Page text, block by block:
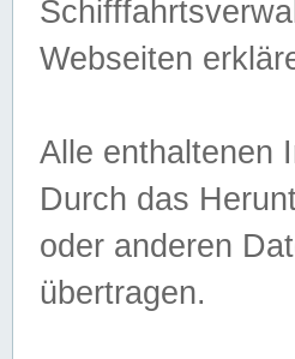
Webseiten
Alle enthaltenen
Durch das
oder anderen
übertragen.